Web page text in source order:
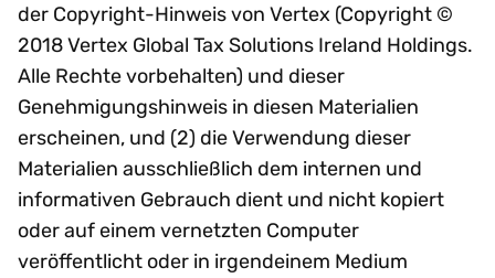
der Copyright-Hinweis von Vertex (Copyright ©
2018 Vertex Global Tax Solutions Ireland Holdings.
Alle Rechte vorbehalten) und dieser
Genehmigungshinweis in diesen Materialien
erscheinen, und (2) die Verwendung dieser
Materialien ausschließlich dem internen und
informativen Gebrauch dient und nicht kopiert
oder auf einem vernetzten Computer
veröffentlicht oder in irgendeinem Medium